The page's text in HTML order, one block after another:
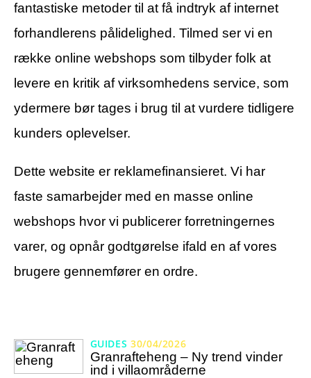
fantastiske metoder til at få indtryk af internet
forhandlerens pålidelighed. Tilmed ser vi en
række online webshops som tilbyder folk at
levere en kritik af virksomhedens service, som
ydermere bør tages i brug til at vurdere tidligere
kunders oplevelser.
Dette website er reklamefinansieret. Vi har
faste samarbejder med en masse online
webshops hvor vi publicerer forretningernes
varer, og opnår godtgørelse ifald en af vores
brugere gennemfører en ordre.
GUIDES 30/04/2026
Granrafteheng – Ny trend vinder
ind i villaområderne